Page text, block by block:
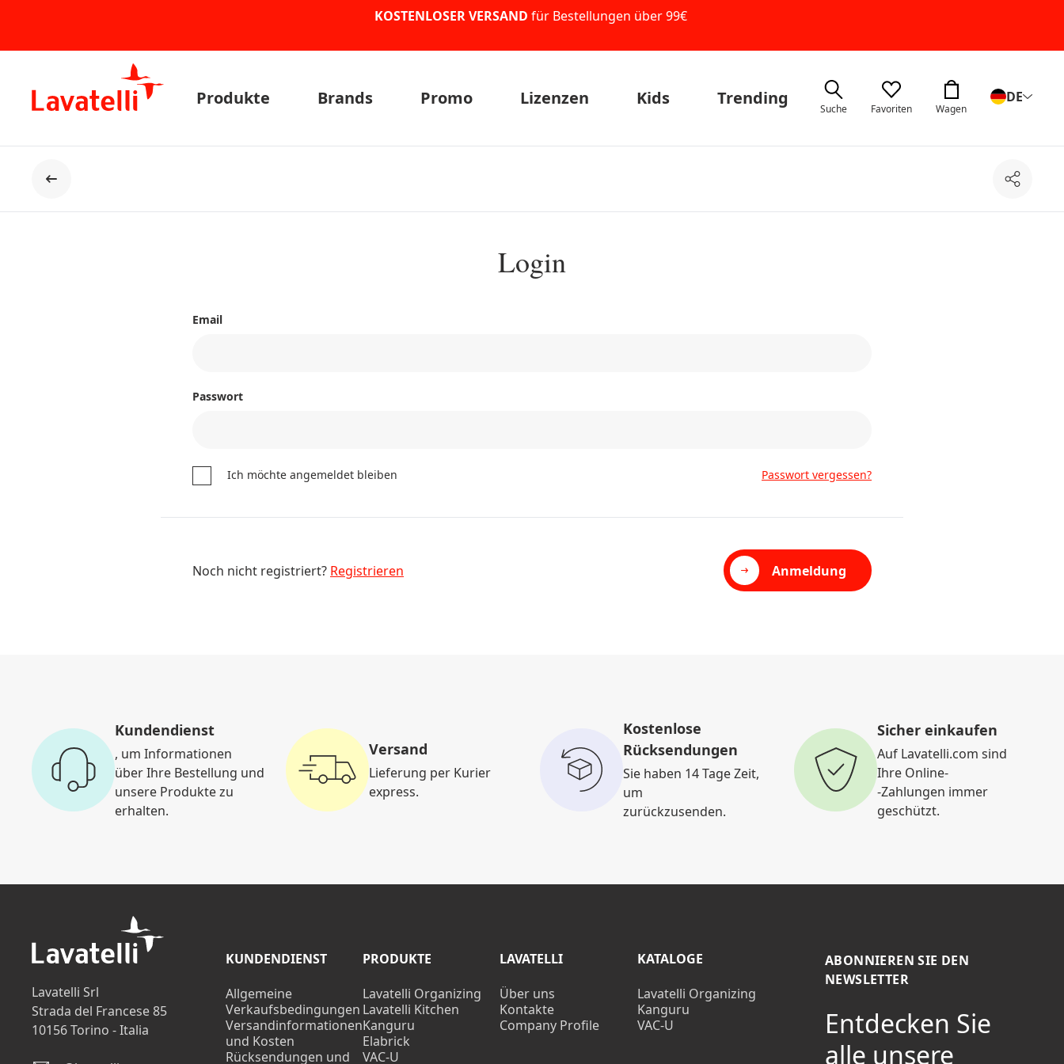
KOSTENLOSER VERSAND für Bestellungen über 99€
Produkte Brands Promo Lizenzen Kids Trending
Suche Favoriten Wagen
DE
Der Rücken Teilen
Login
Email
Passwort
Ich möchte angemeldet bleiben Passwort vergessen?
Anmeldung
Noch nicht registriert? Registrieren
Kundendienst
, um Informationen
über Ihre Bestellung und
unsere Produkte zu
erhalten.
Versand
Lieferung per Kurier
express.
Kostenlose
Rücksendungen
Sie haben 14 Tage Zeit,
um
zurückzusenden.
Sicher einkaufen
Auf Lavatelli.com sind
Ihre Online-
-Zahlungen immer
geschützt.
ABONNIEREN SIE DEN
NEWSLETTER
Entdecken Sie
alle unsere
KUNDENDIENST
Allgemeine
Verkaufsbedingungen
Versandinformationen
und Kosten
Rücksendungen und
PRODUKTE
Lavatelli Organizing
Lavatelli Kitchen
Kanguru
Elabrick
VAC-U
LAVATELLI
Über uns
Kontakte
Company Profile
KATALOGE
Lavatelli Organizing
Kanguru
VAC-U
Lavatelli Srl
Strada del Francese 85
10156 Torino - Italia